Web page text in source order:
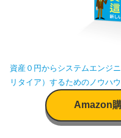
資産０円からシステムエンジ
リタイア）するためのノウハ
Amazon